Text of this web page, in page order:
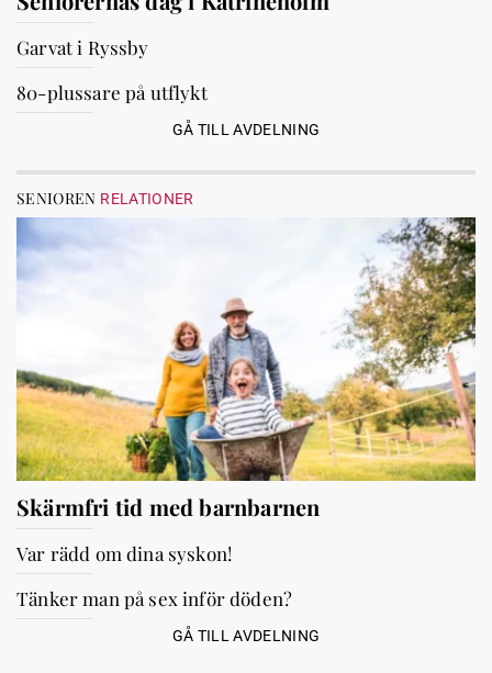
Garvat i Ryssby
80-plussare på utflykt
GÅ TILL AVDELNING
SENIOREN RELATIONER
Skärmfri tid med barnbarnen
Var rädd om dina syskon!
Tänker man på sex inför döden?
GÅ TILL AVDELNING